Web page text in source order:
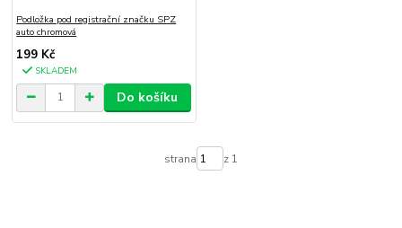
Podložka pod registrační značku SPZ
auto chromová
199 Kč
SKLADEM
Do košíku
strana z 1